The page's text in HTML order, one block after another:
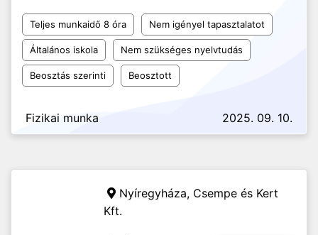
Teljes munkaidő 8 óra Nem igényel tapasztalatot
Általános iskola Nem szükséges nyelvtudás
Beosztás szerinti Beosztott
Fizikai munka 2025. 09. 10.
Nyíregyháza, Csempe és Kert
Kft.